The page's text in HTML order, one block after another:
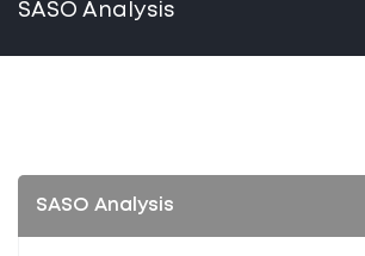
SASO Analysis
SASO Analysis